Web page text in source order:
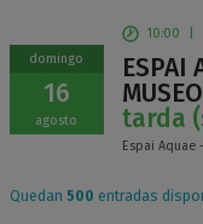
domingo
16
agosto
10:00
ESPAI
tarda
Espai Aquae
Quedan 500 entradas